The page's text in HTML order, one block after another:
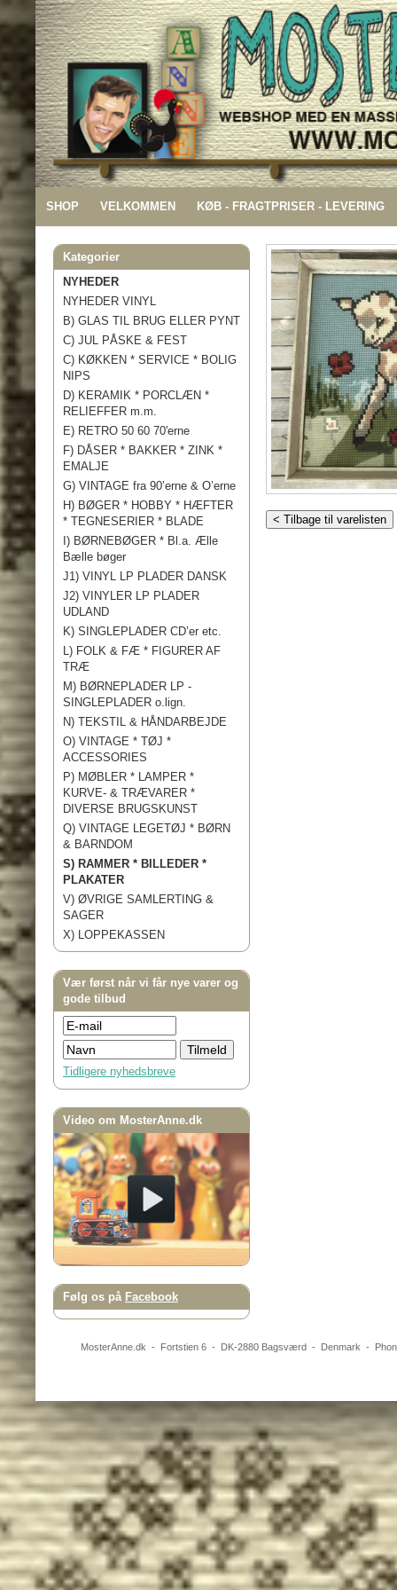
SHOP VELKOMMEN KØB - FRAGTPRISER - LEVERING
Kategorier
NYHEDER
NYHEDER VINYL
B) GLAS TIL BRUG ELLER PYNT
C) JUL PÅSKE & FEST
C) KØKKEN * SERVICE * BOLIG
NIPS
D) KERAMIK * PORCLÆN *
RELIEFFER m.m.
E) RETRO 50 60 70'erne
F) DÅSER * BAKKER * ZINK *
EMALJE
G) VINTAGE fra 90’erne & O’erne
H) BØGER * HOBBY * HÆFTER
* TEGNESERIER * BLADE
I) BØRNEBØGER * Bl.a. Ælle
Bælle bøger
J1) VINYL LP PLADER DANSK
J2) VINYLER LP PLADER
UDLAND
K) SINGLEPLADER CD’er etc.
L) FOLK & FÆ * FIGURER AF
TRÆ
M) BØRNEPLADER LP -
SINGLEPLADER o.lign.
N) TEKSTIL & HÅNDARBEJDE
O) VINTAGE * TØJ *
ACCESSORIES
P) MØBLER * LAMPER *
KURVE- & TRÆVARER *
DIVERSE BRUGSKUNST
Q) VINTAGE LEGETØJ * BØRN
& BARNDOM
S) RAMMER * BILLEDER *
PLAKATER
V) ØVRIGE SAMLERTING &
SAGER
X) LOPPEKASSEN
Vær først når vi får nye varer og
gode tilbud
Tidligere nyhedsbreve
Video om MosterAnne.dk
Følg os på Facebook
< Tilbage til varelisten
MosterAnne.dk - Fortstien 6- DK-2880 Bagsværd- Denmark -